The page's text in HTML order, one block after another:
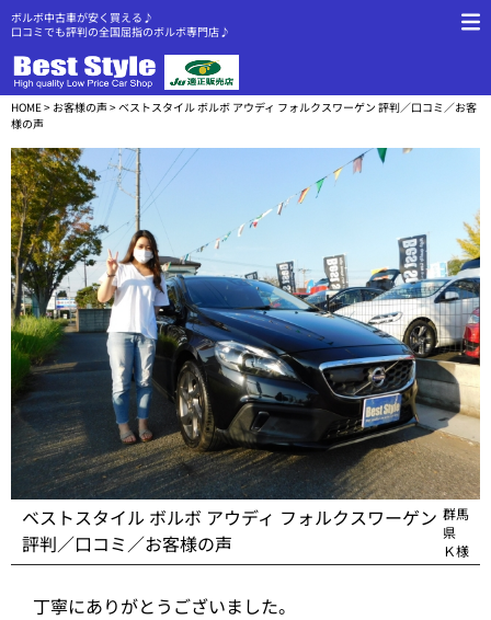
ボルボ中古車が安く買える♪
口コミでも評判の全国屈指のボルボ専門店♪
HOME> お客様の声> ベストスタイル ボルボ アウディ フォルクスワーゲン 評判／口コミ／お客
様の声
ベストスタイル ボルボ アウディ フォルクスワーゲン
評判／口コミ／お客様の声
群馬
県
Ｋ様
丁寧にありがとうございました。